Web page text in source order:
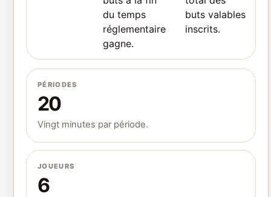
du temps
réglementaire
gagne.
buts valables
inscrits.
PÉRIODES
20
Vingt minutes par période.
JOUEURS
6